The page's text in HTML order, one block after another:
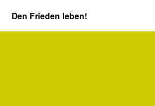
Den Frieden leben!